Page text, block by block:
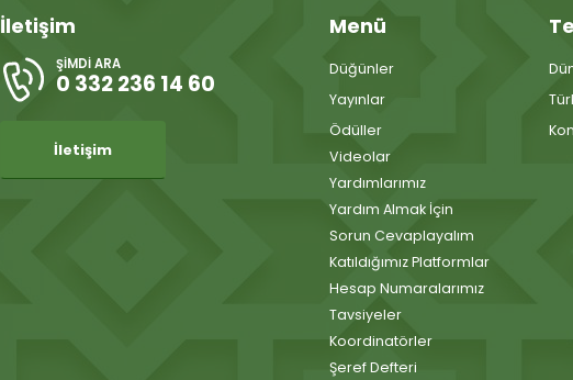
İletişim
ŞIMDI ARA
0 332 236 14 60
İletişim
Menü
Düğünler
Yayınlar
Ödüller
Videolar
Yardımlarımız
Yardım Almak İçin
Sorun Cevaplayalım
Katıldığımız Platformlar
Hesap Numaralarımız
Tavsiyeler
Koordinatörler
Şeref Defteri